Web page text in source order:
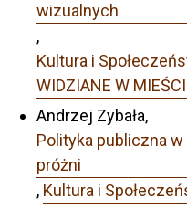
wizualnych
,
Kultura i
WIDZIANE W
Andrzej Zybała,
Polityka publiczna
próżni
, Kultura i